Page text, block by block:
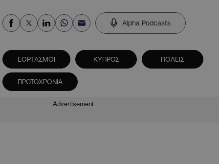
Alpha Podcasts
ΕΟΡΤΑΣΜΟΙ ΚΥΠΡΟΣ ΠΟΛΕΙΣ
ΠΡΩΤΟΧΡΟΝΙΑ
Advertisement